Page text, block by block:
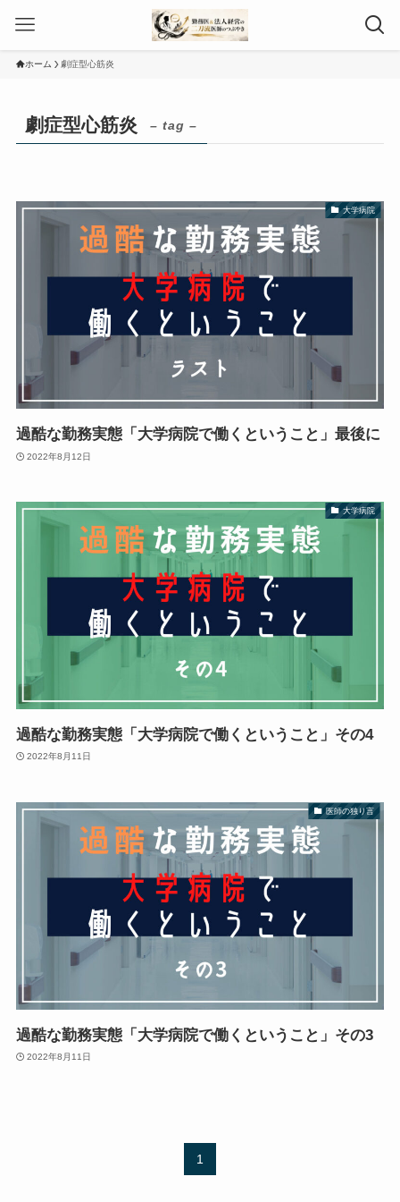
ホーム 劇症型心筋炎
劇症型心筋炎 – tag –
大学病院
過酷な勤務実態「大学病院で働くということ」最後に
2022年8月12日
大学病院
過酷な勤務実態「大学病院で働くということ」その4
2022年8月11日
医師の独り言
過酷な勤務実態「大学病院で働くということ」その3
2022年8月11日
1